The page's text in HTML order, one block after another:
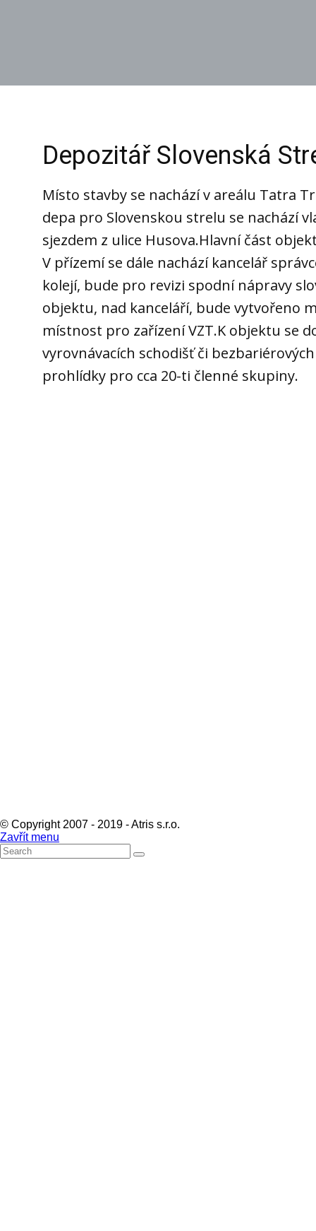
Depozitář Slovenská
Místo stavby se nachází v areálu Tatra
depa pro Slovenskou strelu se nachází
sjezdem z ulice Husova.Hlavní část
V přízemí se dále nachází kancelář
kolejí, bude pro revizi spodní nápravy
objektu, nad kanceláří, bude vytvořeno
místnost pro zařízení VZT.K objektu se
vyrovnávacích schodišť či
prohlídky pro cca 20-ti členné skupiny.
© Copyright 2007 - 2019 - Atris s.r.o.
Zavřít menu